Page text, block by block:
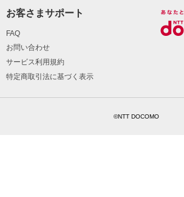
お客さまサポート
FAQ
お問い合わせ
サービス利用規約
特定商取引法に基づく表示
©NTT DOCOMO